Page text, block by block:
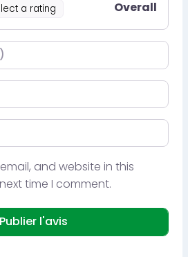
a rating Overall
and website in this
time I comment.